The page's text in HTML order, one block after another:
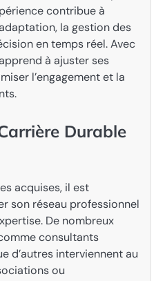
contribue à
la gestion des
en temps réel. Avec
à ajuster ses
l’engagement et la
Durable
acquises, il est
son réseau professionnel
De nombreux
consultants
d’autres interviennent au
ou